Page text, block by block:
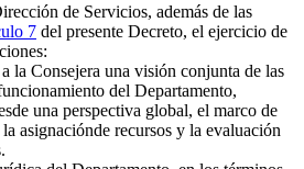
de Servicios, además de las
7 del presente Decreto, el ejercicio de
la Consejera una visión conjunta de las
del Departamento,
una perspectiva global, el marco de
asignaciónde recursos y la evaluación